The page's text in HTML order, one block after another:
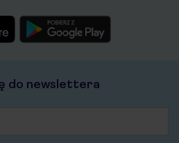
do newslettera